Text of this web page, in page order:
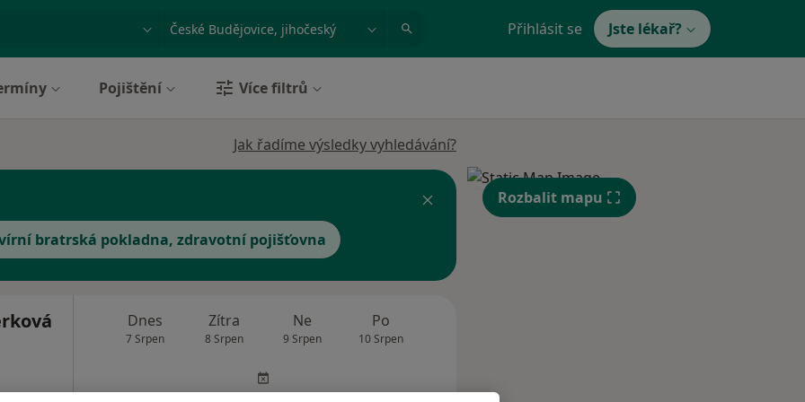
nemoc nebo příjmeníMěsto nebo region Přihlásit se Jste lékař?
Pojištění Více filtrů
Jak řadíme výsledky vyhledávání?
bratrská pokladna, zdravotní pojišťovna
Dnes
7 Srpen
Zítra
8 Srpen
Ne
9 Srpen
Po
10 Srpen
Rozbalit mapu